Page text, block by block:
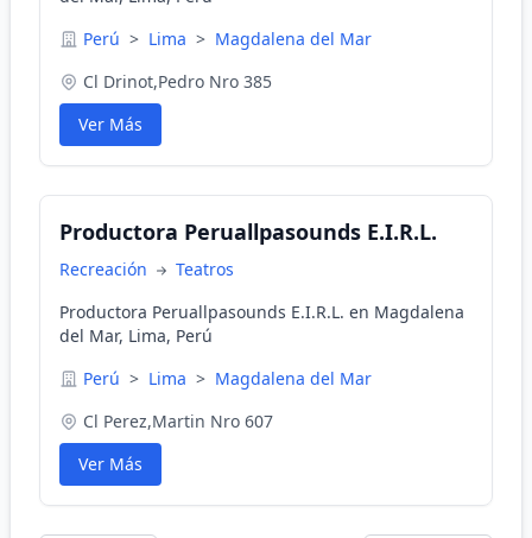
Perú > Lima > Magdalena del Mar
Cl Drinot,Pedro Nro 385
Ver Más
Productora Peruallpasounds E.I.R.L.
Recreación
Teatros
Productora Peruallpasounds E.I.R.L. en Magdalena
del Mar, Lima, Perú
Perú > Lima > Magdalena del Mar
Cl Perez,Martin Nro 607
Ver Más